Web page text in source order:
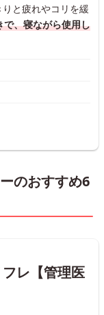
と疲れやコリを緩
、寝ながら使用し
のおすすめ6
レ【管理医